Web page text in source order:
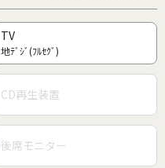
TV
地ﾃﾞｼﾞ(ﾌﾙｾｸﾞ)
CD再生装置
後席モニター